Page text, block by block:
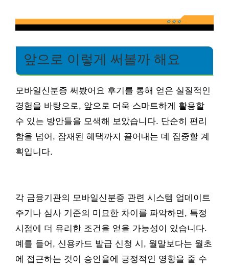
앞으로 이렇게 써볼까 해요
모바일신분증 써봤어요 후기를 통해 얻은 실질적인
경험을 바탕으로, 앞으로 더욱 스마트하게 활용할
수 있는 방안들을 모색해 보았습니다. 단순히 편리
함을 넘어, 잠재된 혜택까지 끌어내는 데 집중할 계
획입니다.
각 금융기관의 모바일신분증 관련 시스템 업데이트
주기나 심사 기준의 미묘한 차이를 파악하면, 특정
시점에 더 유리한 조건을 얻을 가능성이 있습니다.
예를 들어, 신용카드 발급 신청 시, 월말보다는 월초
에 접근하는 것이 승인율에 긍정적인 영향을 줄 수